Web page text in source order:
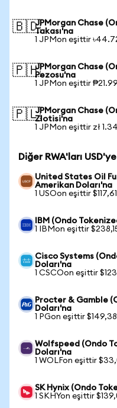
🇧🇩JPMorgan Chase
Takası'na
1 JPMon eşittir
🇵🇭JPMorgan Chase
Pezosu'na
1 JPMon eşittir
🇵🇱JPMorgan Chase
Zlotisi'na
1 JPMon eşittir zł
Diğer RWA'ları
United States Oil
Amerikan Doları'na
1 USOon eşittir $117,61
IBM (Ondo
1 IBMon eşittir
Cisco Systems
Doları'na
1 CSCOon eşittir
Procter & Gamble
Doları'na
1 PGon eşittir $149,38
Wolfspeed (Ondo
Doları'na
1 WOLFon eşittir
SK Hynix (Ondo
1 SKHYon eşittir